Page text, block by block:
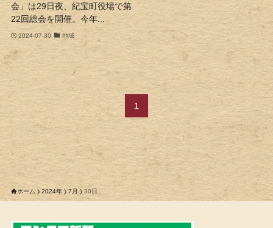
会」は29日夜、紀宝町役場で第
22回総会を開催。今年...
2024-07-30 地域
1
ホーム 2024年 7月 30日